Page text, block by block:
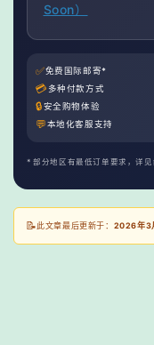
Soon）
✅免费国际邮寄*
💳 多种付款方式
🔒安全购物体验
💬本地化客服支持
* 部分地区有最低订单要求，详见
📝此文章最后更新于： 2026年3